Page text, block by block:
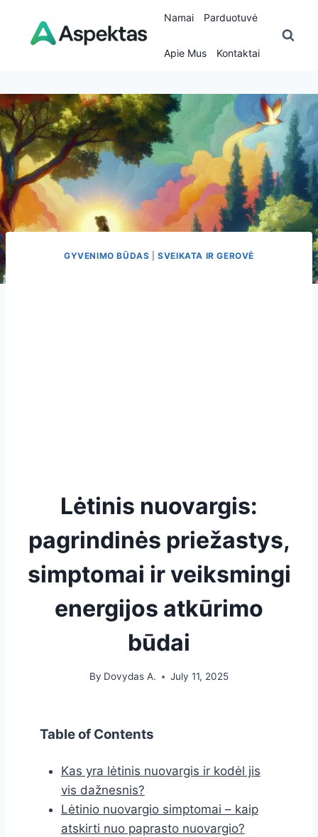
content
Namai Parduotuvė
Apie Mus Kontaktai
GYVENIMO BŪDAS |SVEIKATA IR GEROVĖ
Lėtinis nuovargis:
pagrindinės priežastys,
simptomai ir veiksmingi
energijos atkūrimo
būdai
By Dovydas A. July 11, 2025
Table of Contents
Kas yra lėtinis nuovargis ir kodėl jis
vis dažnesnis?
Lėtinio nuovargio simptomai – kaip
atskirti nuo paprasto nuovargio?